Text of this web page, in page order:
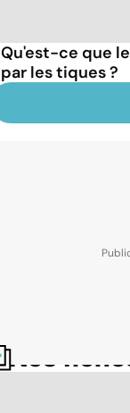
Qu'est-ce que
par les tiques ?
Nos